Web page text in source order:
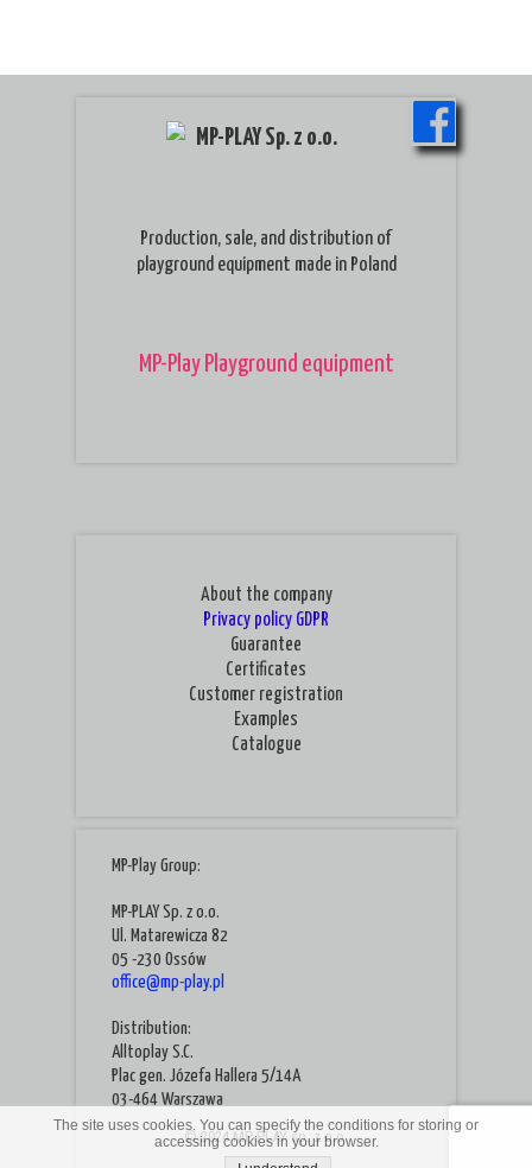
© 2024 MP-PLAY sp. z o.o.
About the company
Privacy policy GDPR
Guarantee
Certificates
Customer registration
Examples
Catalogue
MP-Play Group:
MP-PLAY Sp. z o.o.
Ul. Matarewicza 82
05 -230 Ossów
office@mp-play.pl
Distribution:
Alltoplay S.C.
Plac gen. Józefa Hallera 5/14A
03-464 Warszawa
MP-PLAY Sp. z o.o.
Production, sale, and distribution of
playground equipment made in Poland
MP-Play Playground equipment
The site uses cookies. You can specify the conditions for storing or
accessing cookies in your browser.